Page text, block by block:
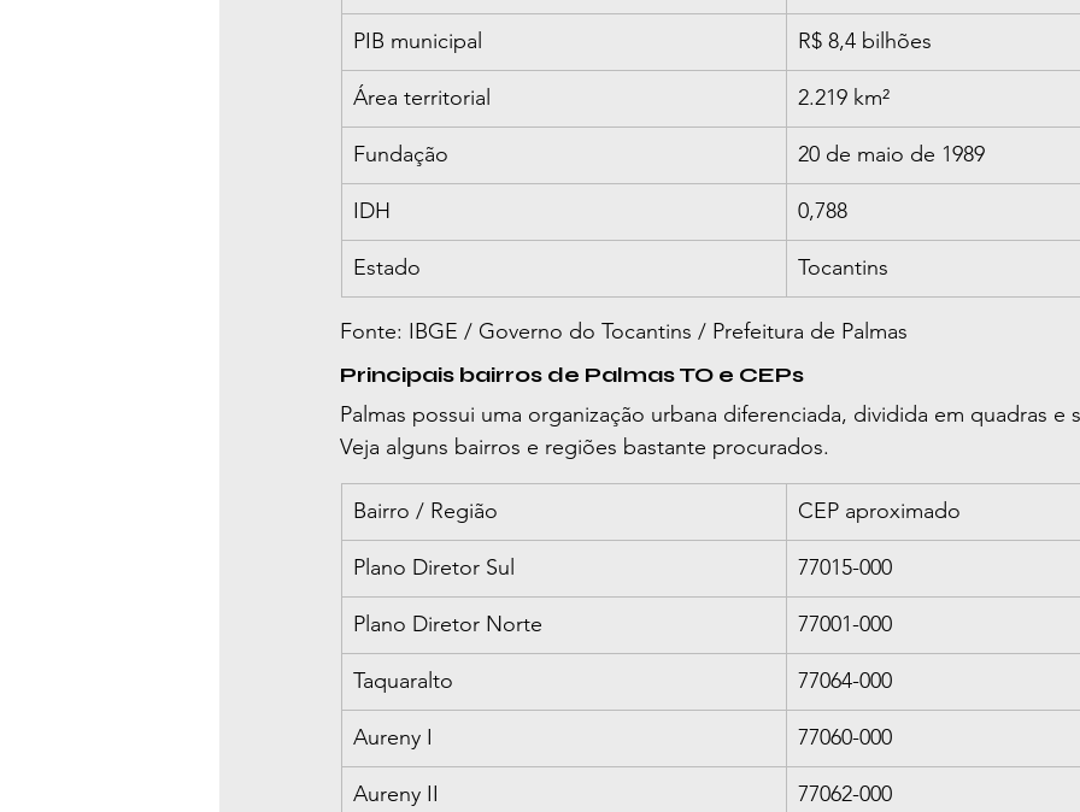
PIB municipal R$ 8,4 bilhões
Área territorial 2.219 km²
Fundação 20 de maio de 1989
IDH 0,788
Estado Tocantins
Fonte: IBGE / Governo do Tocantins / Prefeitura de Palmas
Principais bairros de Palmas TO e CEPs
Palmas possui uma organização urbana diferenciada, dividida em quadras e
Veja alguns bairros e regiões bastante procurados.
Bairro / Região CEP aproximado
Plano Diretor Sul 77015-000
Plano Diretor Norte 77001-000
Taquaralto 77064-000
Aureny I 77060-000
Aureny II 77062-000